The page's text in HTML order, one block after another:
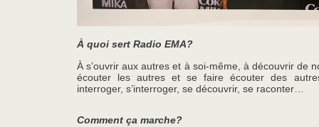
À quoi sert Radio EMA?
À s’ouvrir aux autres et à soi-même, à découvrir de
écouter les autres et se faire écouter des
interroger, s’interroger, se découvrir, se raconter…
Comment ça marche?